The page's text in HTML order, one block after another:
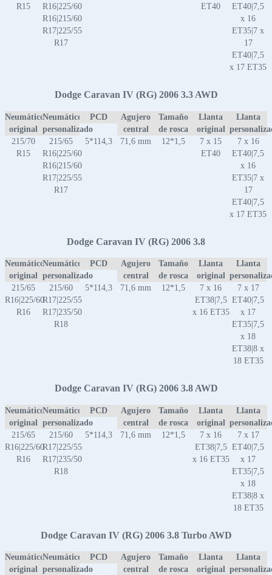
R15
R16|225/60
R16|215/60
R17|225/55
R17
ET40
ET40|7,5
x 16
ET35|7 x
17
ET40|7,5
x 17 ET35
Dodge Caravan IV (RG) 2006 3.3 AWD
Neumático
original
Neumático
personalizado
PCD
Agujero
central
Tamaño
de rosca
Llanta
original
Llanta
215/70
R15
215/65
R16|225/60
R16|215/60
R17|225/55
R17
5*114,3 71,6 mm 12*1,5
7 x 15
ET40
7 x 16
ET40|7,5
x 16
ET35|7 x
17
ET40|7,5
x 17 ET35
Dodge Caravan IV (RG) 2006 3.8
Neumático
original
Neumático
personalizado
PCD
Agujero
central
Tamaño
de rosca
Llanta
original
Llanta
215/65
R16|225/60
R16
215/60
R17|225/55
R17|235/50
R18
5*114,3 71,6 mm 12*1,5
7 x 16
ET38|7,5
x 16 ET35
7 x 17
ET40|7,5
x 17
ET35|7,5
x 18
ET38|8 x
18 ET35
Dodge Caravan IV (RG) 2006 3.8 AWD
Neumático
original
Neumático
personalizado
PCD
Agujero
central
Tamaño
de rosca
Llanta
original
Llanta
215/65
R16|225/60
R16
215/60
R17|225/55
R17|235/50
R18
5*114,3 71,6 mm 12*1,5
7 x 16
ET38|7,5
x 16 ET35
7 x 17
ET40|7,5
x 17
ET35|7,5
x 18
ET38|8 x
18 ET35
Dodge Caravan IV (RG) 2006 3.8 Turbo AWD
Neumático
original
Neumático
personalizado
PCD
Agujero
central
Tamaño
de rosca
Llanta
original
Llanta